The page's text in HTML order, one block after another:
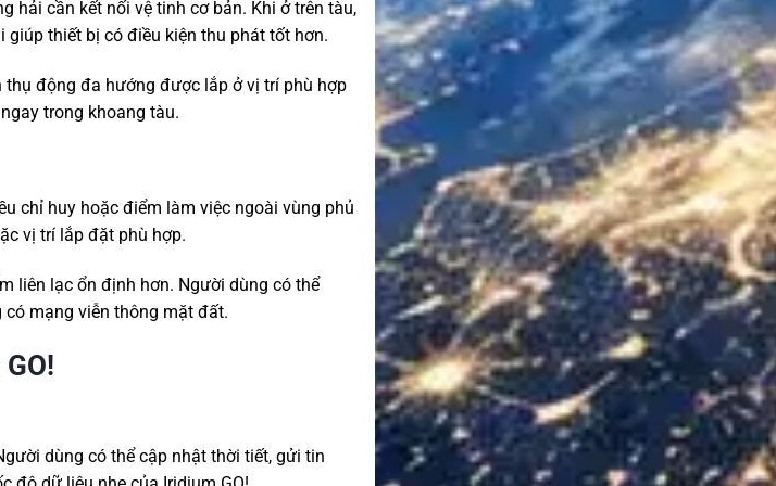
hải cần kết nối vệ tinh cơ bản. Khi ở trên tàu,
thiết bị có điều kiện thu phát tốt hơn.
thụ động đa hướng được lắp ở vị trí phù hợp
trong khoang tàu.
chỉ huy hoặc điểm làm việc ngoài vùng phủ
vị trí lắp đặt phù hợp.
liên lạc ổn định hơn. Người dùng có thể
mạng viễn thông mặt đất.
dùng có thể cập nhật thời tiết, gửi tin